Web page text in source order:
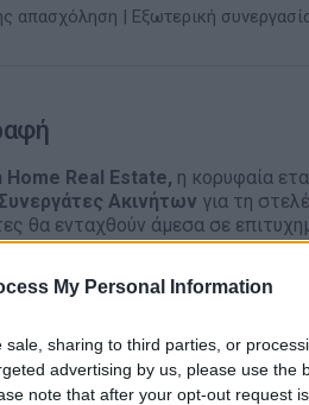
My Personal Information
sale, sharing to third parties, or
advertising by us, please use the
note that after your opt-out request
απασχόληση | Εξωτερική
Home Real Estate, η κορυφαία
Ακινήτων για τη
θα ενταχθούν άμεσα σε
του χώρου, με στόχο την
χαρτοφυλακίου ακινήτων και
και προώθηση
και καθοδήγηση πελατών